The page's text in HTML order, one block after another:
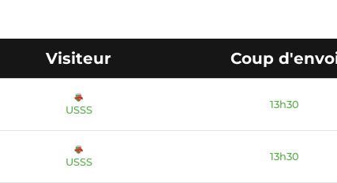
Visiteur Coup
USSS 13h30
USSS 13h30